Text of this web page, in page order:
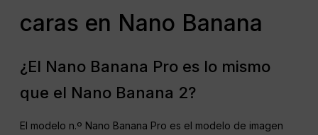
caras en Nano Banana
¿El Nano Banana Pro es lo mismo
que el Nano Banana 2?
El modelo n.º Nano Banana Pro es el modelo de imagen